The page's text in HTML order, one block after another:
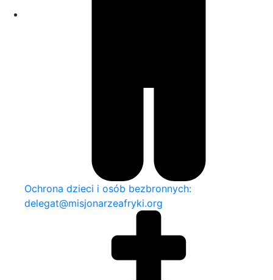
Ochrona dzieci i osób bezbronnych:
delegat@misjonarzeafryki.org